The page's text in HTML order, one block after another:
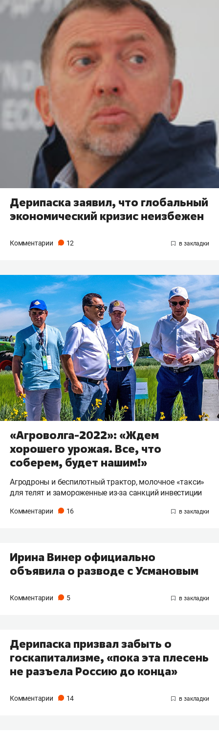
Дерипаска заявил, что глобальный
экономический кризис неизбежен
Комментарии 12
«Агроволга-2022»: «Ждем
хорошего урожая. Все, что
соберем, будет нашим!»
Агродроны и беспилотный трактор, молочное «такси»
для телят и замороженные из-за санкций инвестиции
Комментарии 16
Ирина Винер официально
объявила о разводе с Усмановым
Комментарии 5
Дерипаска призвал забыть о
госкапитализме, «пока эта плесень
не разъела Россию до конца»
Комментарии 14